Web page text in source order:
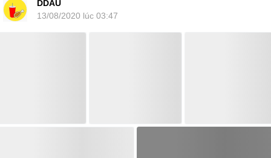
DDAU
13/08/2020 lúc 03:47